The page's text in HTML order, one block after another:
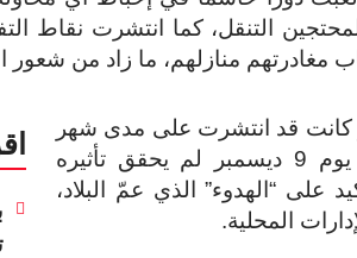
التنقل، كما انتشرت نقاط
مغادرتهم منازلهم، ما زاد من
كانت قد انتشرت على مدى شهر
كامل على منصات التواصل، فإن يوم 9 ديسمبر لم يحقق تأثيره
على “الهدوء” الذي عمّ البلاد،
المحلية.